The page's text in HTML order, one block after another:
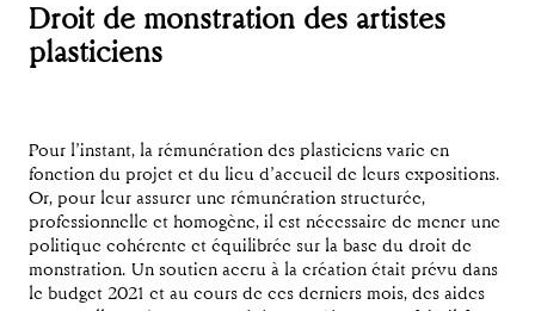
Droit de monstration des artistes
plasticiens
Pour l’instant, la rémunération des plasticiens varie en
fonction du projet et du lieu d’accueil de leurs expositions.
Or, pour leur assurer une rémunération structurée,
professionnelle et homogène, il est nécessaire de mener une
politique cohérente et équilibrée sur la base du droit de
monstration. Un soutien accru à la création était prévu dans
le budget 2021 et au cours de ces derniers mois, des aides